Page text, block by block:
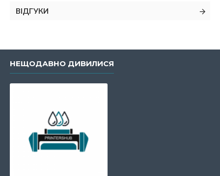
ВІДГУКИ
НЕЩОДАВНО ДИВИЛИСЯ